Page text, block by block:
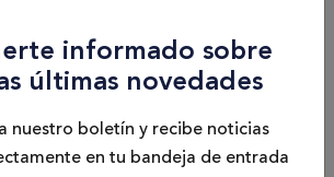
informado sobre
últimas novedades
nuestro boletín y recibe noticias
en tu bandeja de entrada
Capacidad de
Combustible